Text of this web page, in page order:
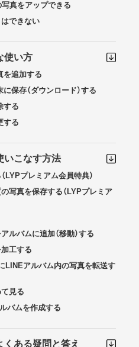
真をアップできる
できない
使い方
を追加する
保存（ダウンロード）する
する
する
いこなす方法
LYPプレミアム会員特典）
写真を保存する（LYPプレミア
ルバムに追加（移動）する
工する
LINEアルバム内の写真を転送す
見る
バムを作成する
ある疑問と答え